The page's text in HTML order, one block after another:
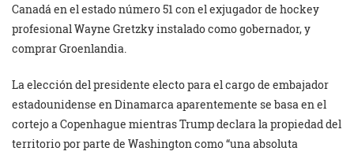
Canadá en el estado número 51 con el exjugador de hockey
profesional Wayne Gretzky instalado como gobernador, y
comprar Groenlandia.
La elección del presidente electo para el cargo de embajador
estadounidense en Dinamarca aparentemente se basa en el
cortejo a Copenhague mientras Trump declara la propiedad del
territorio por parte de Washington como “una absoluta